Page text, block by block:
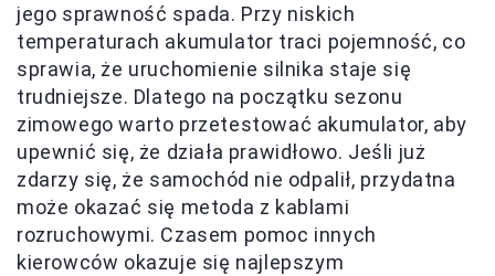
jego sprawność spada. Przy niskich
temperaturach akumulator traci pojemność, co
sprawia, że uruchomienie silnika staje się
trudniejsze. Dlatego na początku sezonu
zimowego warto przetestować akumulator, aby
upewnić się, że działa prawidłowo. Jeśli już
zdarzy się, że samochód nie odpalił, przydatna
może okazać się metoda z kablami
rozruchowymi. Czasem pomoc innych
kierowców okazuje się najlepszym